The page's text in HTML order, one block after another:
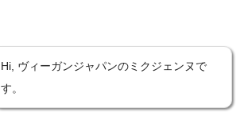
Hi, ヴィーガンジャパンのミクジェンヌで
す。